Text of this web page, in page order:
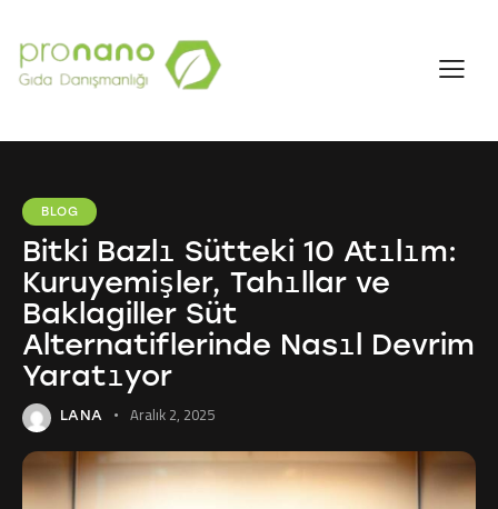
BLOG
Bitki Bazlı Sütteki 10 Atılım:
Kuruyemişler, Tahıllar ve
Baklagiller Süt
Alternatiflerinde Nasıl Devrim
Yaratıyor
LANA Aralık 2, 2025